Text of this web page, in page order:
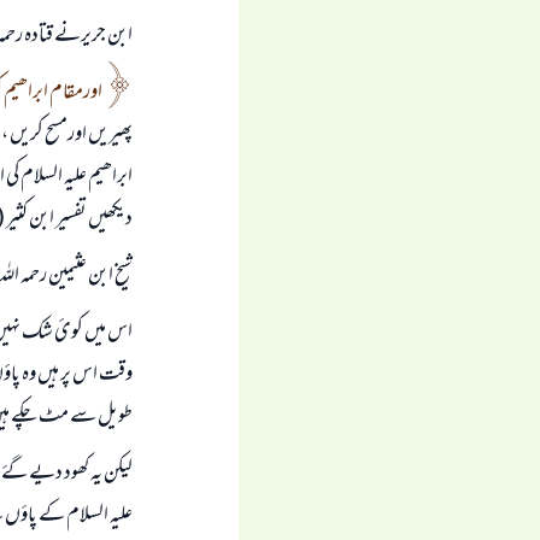
ابن جریرنے قتادہ
اورمقام ابراھیم
پھیریں اورمسح
ابراھیم علیہ
دیکھیں تفسیر ابن کثیر ( 1 / 117
شيخ ابن عثیمین رحمہ
اس میں کوئ شک نہیں
طویل سے مٹ چکے
لیکن یہ کھود دیے
علیہ السلام کے